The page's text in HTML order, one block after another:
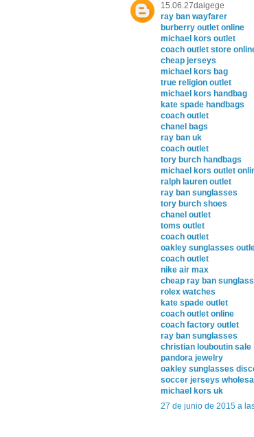
15.06.27daigege
ray ban wayfarer
burberry outlet online
michael kors outlet
coach outlet store
cheap jerseys
michael kors bag
true religion outlet
michael kors handbag
kate spade handbags
coach outlet
chanel bags
ray ban uk
coach outlet
tory burch handbags
michael kors outlet
ralph lauren outlet
ray ban sunglasses
tory burch shoes
chanel outlet
toms outlet
coach outlet
oakley sunglasses
coach outlet
nike air max
cheap ray ban
rolex watches
kate spade outlet
coach outlet online
coach factory outlet
ray ban sunglasses
christian louboutin sale
pandora jewelry
oakley sunglasses
soccer jerseys
michael kors uk
27 de junio de 2015 a